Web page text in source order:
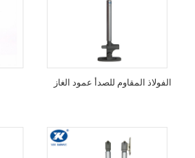
الفولاذ المقاوم للصدأ عمود الغاز